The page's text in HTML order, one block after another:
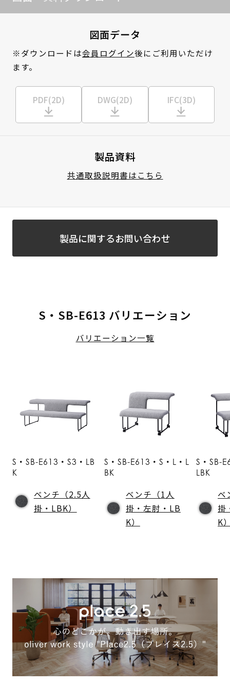
図面データ
※ダウンロードは会員ログイン後にご利用いただけ
ます。
PDF(2D) DWG(2D) IFC(3D)
製品資料
共通取扱説明書はこちら
製品に関するお問い合わせ
S・SB-E613 バリエーション
バリエーション一覧
S・SB-E613・S3・LB
K
ベンチ（2.5人
掛・LBK）
S・SB-E613・S・L・L
BK
ベンチ（1人
掛・左肘・LB
K）
S・SB-
LBK
ベ
掛
K